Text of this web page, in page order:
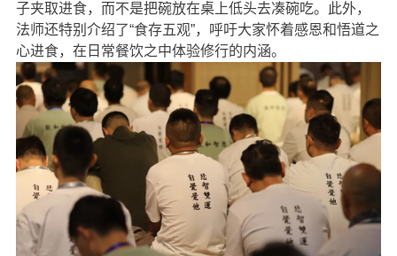
子夹取进食，而不是把碗放在桌上低头去凑碗吃。此外，
法师还特别介绍了“食存五观”，呼吁大家怀着感恩和悟道之
心进食，在日常餐饮之中体验修行的内涵。